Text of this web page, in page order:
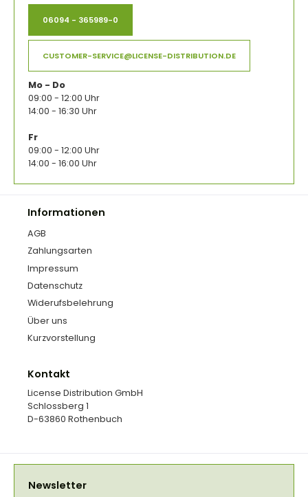
06094 - 365989-0
CUSTOMER-SERVICE@LICENSE-DISTRIBUTION.DE
Mo - Do
09:00 - 12:00 Uhr
14:00 - 16:30 Uhr
Fr
09:00 - 12:00 Uhr
14:00 - 16:00 Uhr
Informationen
AGB
Zahlungsarten
Impressum
Datenschutz
Widerufsbelehrung
Über uns
Kurzvorstellung
Kontakt
License Distribution GmbH
Schlossberg 1
D-63860 Rothenbuch
Newsletter